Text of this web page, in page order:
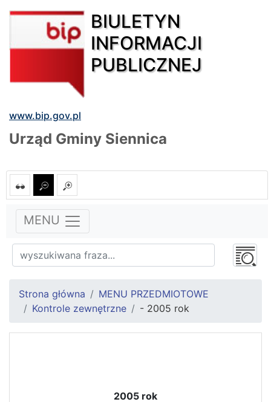
BIULETYN
INFORMACJI
PUBLICZNEJ
www.bip.gov.pl
Urząd Gminy Siennica
MENU
Strona główna
MENU PRZEDMIOTOWE
Kontrole zewnętrzne
- 2005 rok
2005 rok